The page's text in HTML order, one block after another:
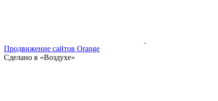
Продвижение сайтов Orange
Сделано в «Воздухе»